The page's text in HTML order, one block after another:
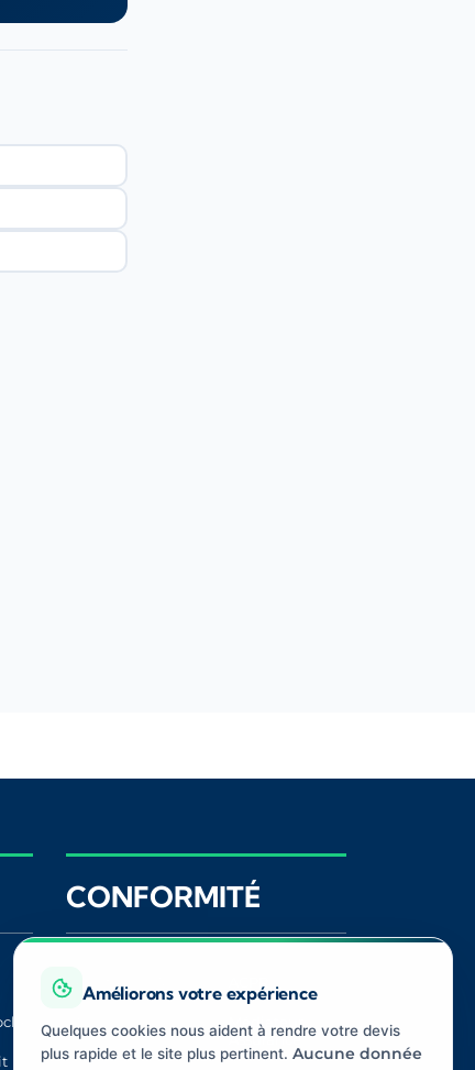
CONFORMITÉ
Registre ORIAS
CNIL
Médiateur
Assurance
Améliorons votre expérience
Quelques cookies nous aident à rendre votre devis
plus rapide et le site plus pertinent. Aucune donnée